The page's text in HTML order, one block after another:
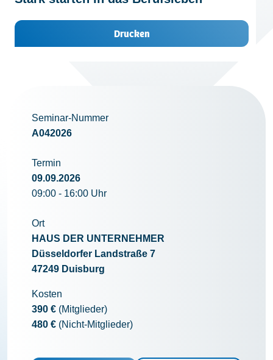
Kontakt
Drucken
Seminar-Nummer
A042026
Termin
09.09.2026
09:00 - 16:00 Uhr
Ort
HAUS DER UNTERNEHMER
Düsseldorfer Landstraße 7
47249 Duisburg
Kosten
390 € (Mitglieder)
480 € (Nicht-Mitglieder)